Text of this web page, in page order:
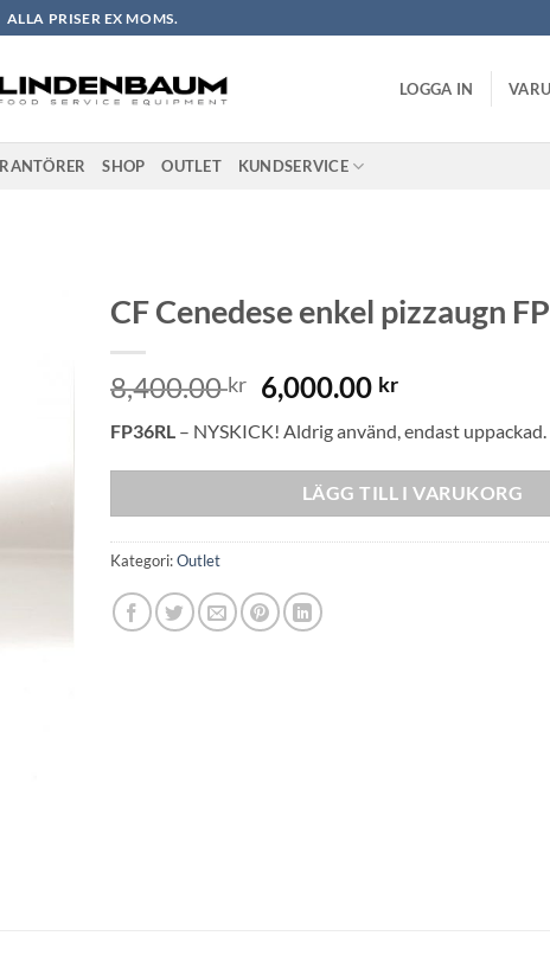
ALLA PRISER EX MOMS.
LOGGA IN
SHOP OUTLET KUNDSERVICE
CF Cenedese enkel pizzaugn
8,400.00kr Det
ursprungliga
priset
var:
8,400.00 kr.
6,000.00 krDet
priset
är:
6,000.00 kr.
FP36RL – NYSKICK! Aldrig använd, endast uppackad.
LÄGG TILL I VARUKORG
Kategori:Outlet